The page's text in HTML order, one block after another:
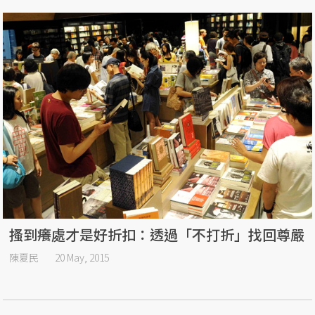
搔到癢處才是好折扣：透過「不打折」找回尊嚴
陳夏民 20 May, 2015